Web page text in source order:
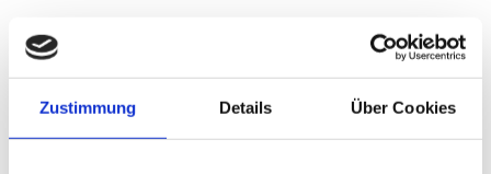
Zustimmung Details Über Cookies